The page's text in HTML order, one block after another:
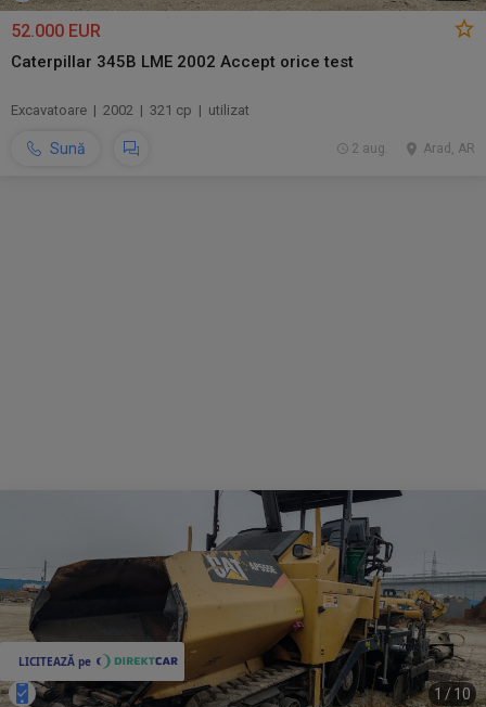
52.000 EUR
Caterpillar 345B LME 2002 Accept orice test
Excavatoare | 2002 | 321 cp | utilizat
Sună Arad, AR
2 aug.
1 /10